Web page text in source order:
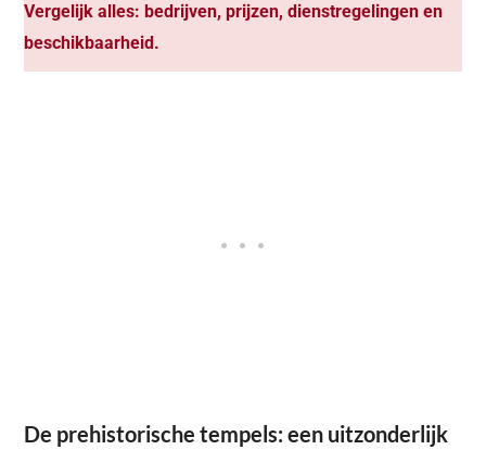
Vergelijk alles: bedrijven, prijzen, dienstregelingen en
beschikbaarheid.
De prehistorische tempels: een uitzonderlijk